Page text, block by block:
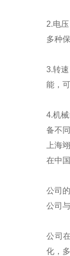
2.电
多种
3.转
能，
4.机
备不
上海
在中
公司
公司
公司
化，